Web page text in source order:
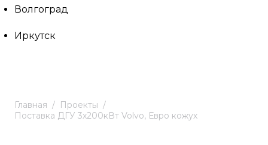
Волгоград
Иркутск
Главная
Проекты
Поставка ДГУ 3х200кВт Volvo, Евро кожух